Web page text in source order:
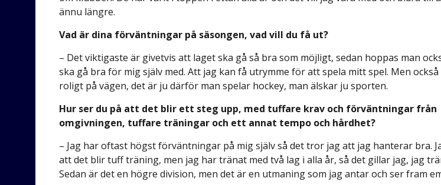
ännu längre.
Vad är dina förväntningar på säsongen, vad vill du få ut?
– Det viktigaste är givetvis att laget ska gå så bra som möjligt, sedan hoppas man
ska gå bra för mig själv med. Att jag kan få utrymme för att spela mitt spel. Men
roligt på vägen, det är ju därför man spelar hockey, man älskar ju sporten.
Hur ser du på att det blir ett steg upp, med tuffare krav och förväntningar från
omgivningen, tuffare träningar och ett annat tempo och hårdhet?
– Jag har oftast högst förväntningar på mig själv så det tror jag att jag hanterar bra.
att det blir tuff träning, men jag har tränat med två lag i alla år, så det gillar jag, jag
Sedan är det en högre division, men det är en utmaning som jag antar och ser fram